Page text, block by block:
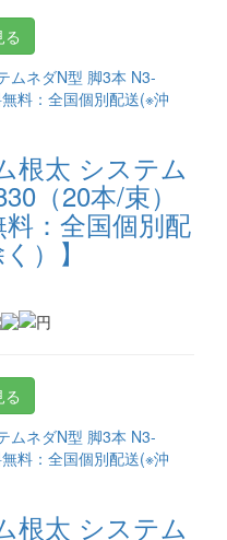
る
根太 システム
（20本/束）
料：全国個別配
）】
る
根太 システム